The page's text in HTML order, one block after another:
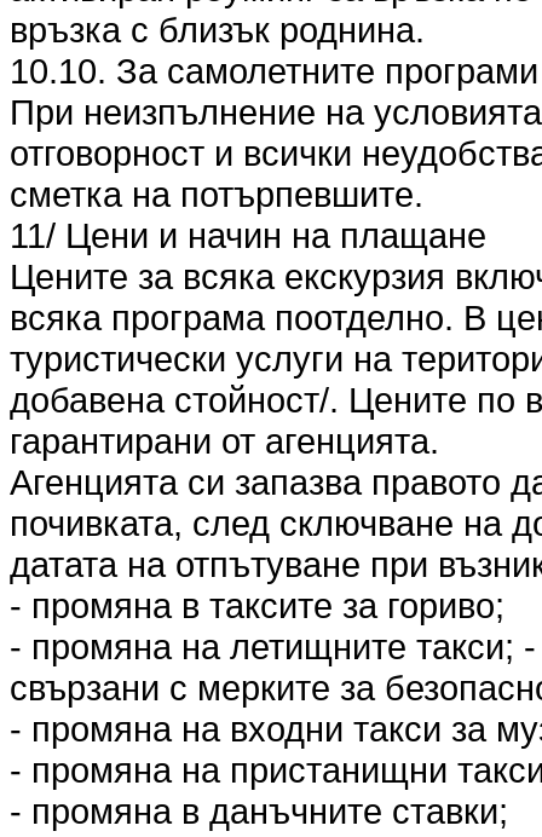
връзка с близък роднина.
10.10. За самолетните
При неизпълнение на
отговорност и всички
сметка на потърпевшите.
11/ Цени и начин на плащане
Цените за всяка екскурзия
всяка програма поотделно. В
туристически услуги на
добавена стойност/. Цените по
гарантирани от агенцията.
Агенцията си запазва правото
почивката, след сключване на
датата на отпътуване при
- промяна в таксите за гориво;
- промяна на летищните такси;
свързани с мерките за
- промяна на входни такси за
- промяна на пристанищни
- промяна в данъчните ставки;